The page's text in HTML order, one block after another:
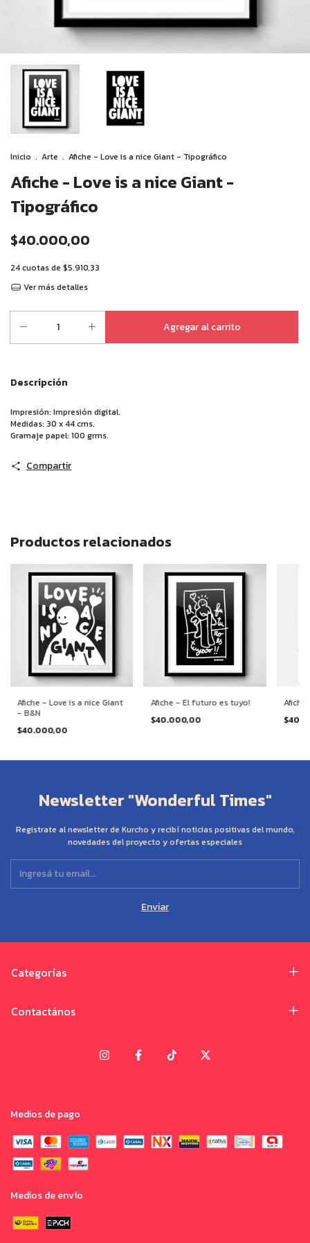
Inicio . Arte . Afiche - Love is a nice Giant - Tipográfico
Afiche - Love is a nice Giant -
Tipográfico
$40.000,00
24cuotas de $5.910,33
Ver más detalles
Descripción
Impresión: Impresión digital.
Medidas: 30 x 44 cms.
Gramaje papel: 100 grms.
Compartir
Productos relacionados
Afiche - Love is a nice Giant
- B&N
$40.000,00
Afiche - El futuro es tuyo!
$40.000,00
Afiche
Newsletter "Wonderful Times"
Registrate al newsletter de Kurcho y recibí noticias positivas del mundo,
novedades del proyecto y ofertas especiales
Categorías
Contactános
Medios de pago
Medios de envío